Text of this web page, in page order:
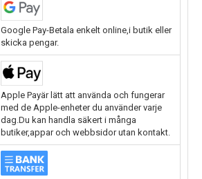
Google Pay-Betala enkelt online,i butik eller
skicka pengar.
Apple Payär lätt att använda och fungerar
med de Apple-enheter du använder varje
dag.Du kan handla säkert i många
butiker,appar och webbsidor utan kontakt.